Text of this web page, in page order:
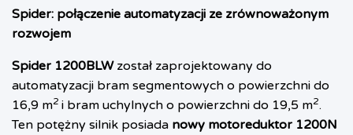
Spider: połączenie automatyzacji ze zrównoważonym
rozwojem
Spider 1200BLW został zaprojektowany do
automatyzacji bram segmentowych o powierzchni do
16,9 m2 i bram uchylnych o powierzchni do 19,5 m2.
Ten potężny silnik posiada nowy motoreduktor 1200N